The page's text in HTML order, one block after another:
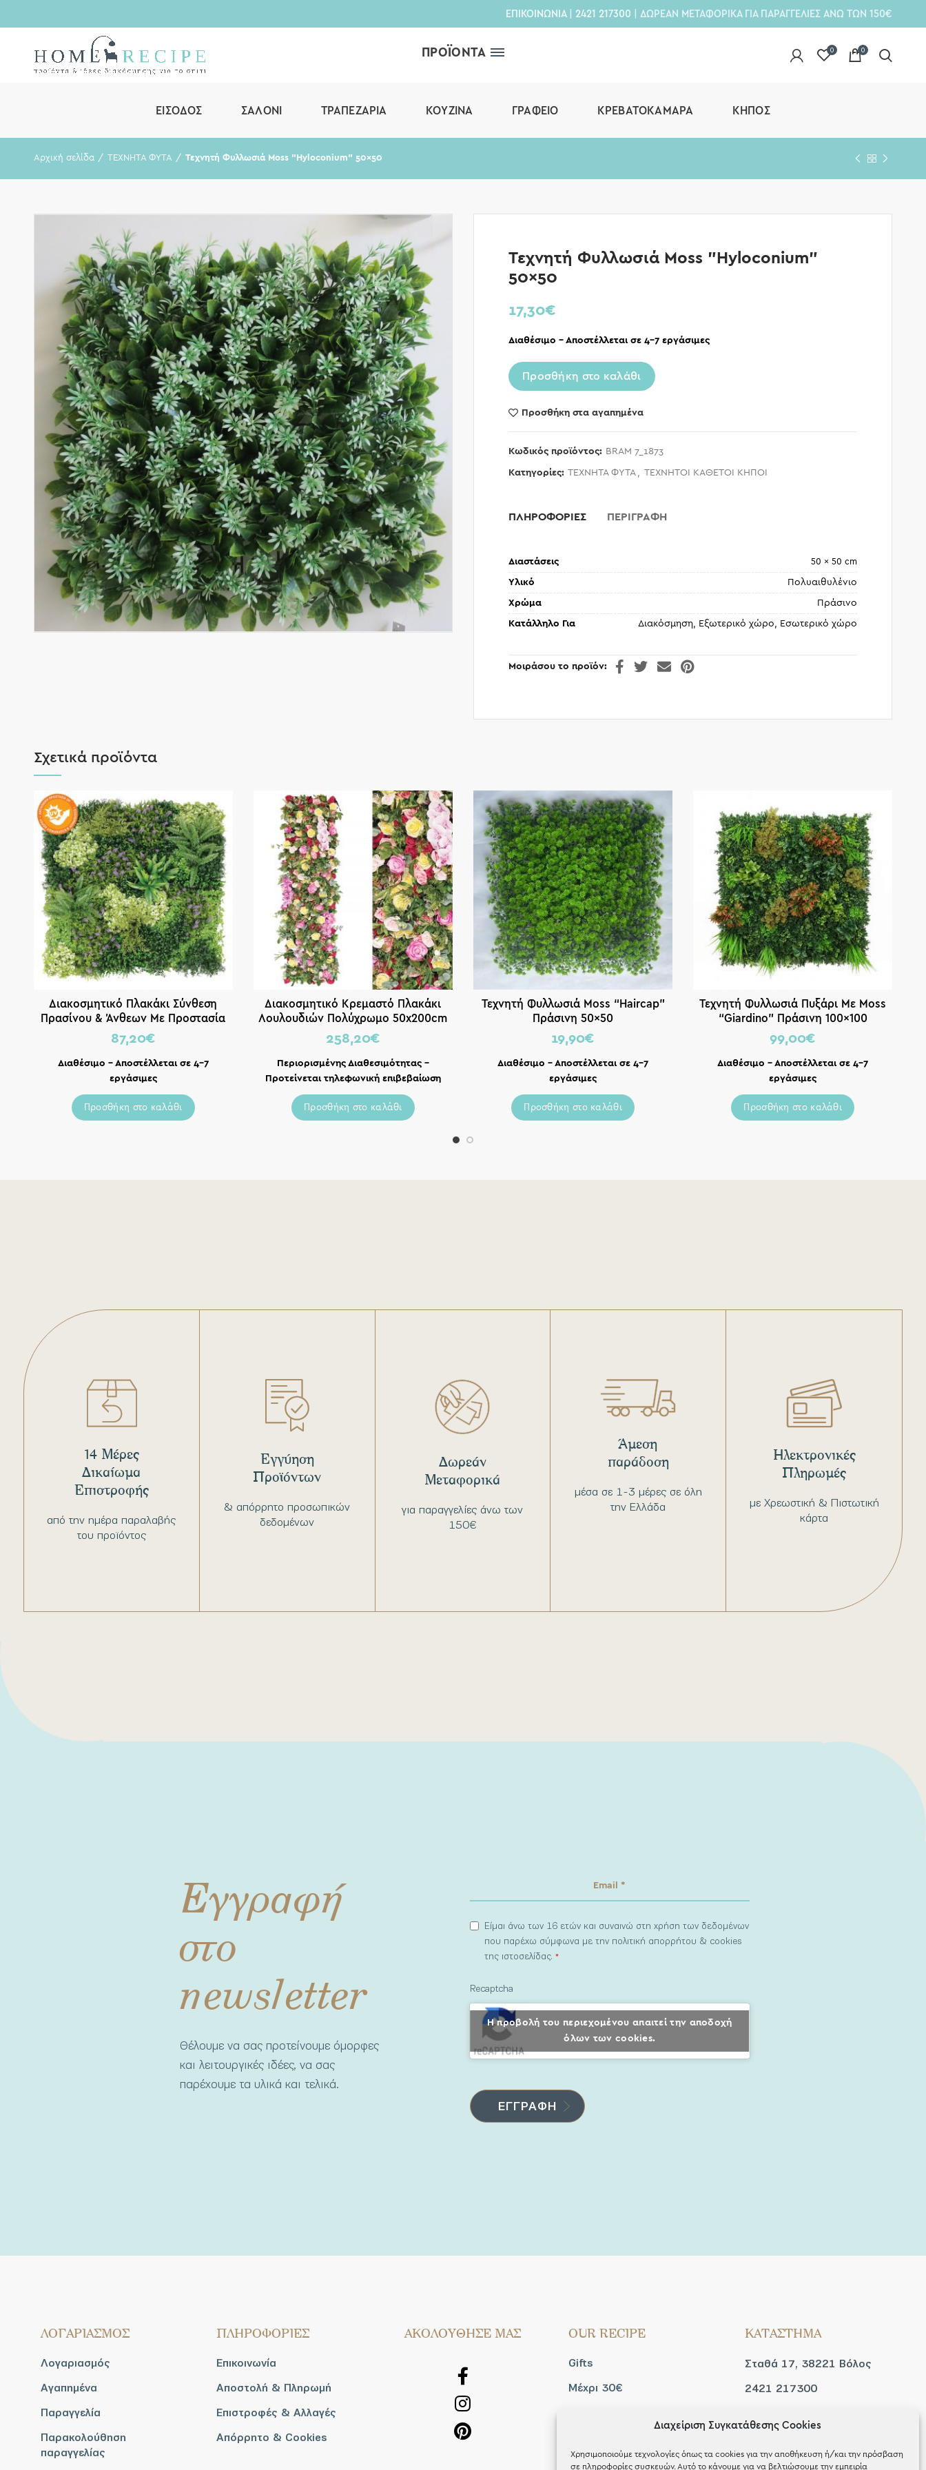
Διαχείριση Συγκατάθεσης Cookies
Χρησιμοποιούμε τεχνολογίες όπως τα cookies για την αποθήκευση ή/και την πρόσβαση
σε πληροφορίες συσκευών. Αυτό το κάνουμε για να βελτιώσουμε την εμπειρία
ΕΠΙΚΟΙΝΩΝΙΑ| 2421 217300 | ΔΩΡΕΑΝ ΜΕΤΑΦΟΡΙΚΑ ΓΙΑ ΠΑΡΑΓΓΕΛΙΕΣ ΑΝΩ ΤΩΝ 150€
ΠΡΟΪΟΝΤΑ 0 0
ΕΊΣΟΔΟΣ ΣΑΛΌΝΙ ΤΡΑΠΕΖΑΡΊΑ ΚΟΥΖΊΝΑ ΓΡΑΦΕΊΟ ΚΡΕΒΑΤΟΚΆΜΑΡΑ ΚΉΠΟΣ
Αρχική σελίδα ΤΕΧΝΗΤΑ ΦΥΤΑ Τεχνητή Φυλλωσιά Moss ”Hyloconium” 50×50
Τεχνητή Φυλλωσιά Moss ”Hyloconium”
50×50
17,30€
Διαθέσιμο – Αποστέλλεται σε 4-7 εργάσιμες
Προσθήκη στο καλάθι
Προσθήκη στα αγαπημένα
Κωδικός προϊόντος: BRAM 7_1873
Κατηγορίες: ΤΕΧΝΗΤΑ ΦΥΤΑ , ΤΕΧΝΗΤΟΙ ΚΑΘΕΤΟΙ ΚΗΠΟΙ
ΠΛΗΡΟΦΟΡΙΕΣ ΠΕΡΙΓΡΑΦΉ
Διαστάσεις 50 × 50 cm
Υλικό Πολυαιθυλένιο
Χρώμα Πράσινο
Κατάλληλο Για Διακόσμηση, Εξωτερικό χώρο, Εσωτερικό χώρο
Μοιράσου το προϊόν
Σχετικά προϊόντα
Διακοσμητικό Πλακάκι Σύνθεση
Πρασίνου & Άνθεων Με Προστασία
UV 100x100cm
87,20€
Διαθέσιμο – Αποστέλλεται σε 4-7
εργάσιμες
Προσθήκη στο καλάθι
Διακοσμητικό Κρεμαστό Πλακάκι
Λουλουδιών Πολύχρωμο 50x200cm
258,20€
Περιορισμένης Διαθεσιμότητας –
Προτείνεται τηλεφωνική επιβεβαίωση
Προσθήκη στο καλάθι
Τεχνητή Φυλλωσιά Moss “Haircap”
Πράσινη 50×50
19,90€
Διαθέσιμο – Αποστέλλεται σε 4-7
εργάσιμες
Προσθήκη στο καλάθι
Τεχνητή Φυλλωσιά Πυξάρι Με Moss
“Giardino” Πράσινη 100×100
99,00€
Διαθέσιμο – Αποστέλλεται σε 4-7
εργάσιμες
Προσθήκη στο καλάθι
από την ημέρα παραλαβής
του προϊόντος
14 Μέρες
Δικαίωμα
Επιστροφής
& απόρρητο προσωπικών
δεδομένων
Εγγύηση
Προϊόντων
για παραγγελίες άνω των
150€
Δωρεάν
Μεταφορικά
μέσα σε 1-3 μέρες σε όλη
την Ελλάδα
Άμεση
παράδοση
με Χρεωστική & Πιστωτική
κάρτα
Ηλεκτρονικές
Πληρωμές
Εγγραφή
στο
newsletter
Θέλουμε να σας προτείνουμε όμορφες
και λειτουργικές ιδέες, να σας
παρέχουμε τα υλικά και τελικά.
Είμαι άνω των 16 ετών και συναινώ στη χρήση των δεδομένων
που παρέχω σύμφωνα με την πολιτική απορρήτου & cookies
της ιστοσελίδας.*
Recaptcha
Η προβολή του περιεχομένου απαιτεί την αποδοχή
όλων των cookies.
ΛΟΓΑΡΙΑΣΜΟΣ
Λογαριασμός
Αγαπημένα
Παραγγελία
Παρακολούθηση
παραγγελίας
ΠΛΗΡΟΦΟΡΙΕΣ
Επικοινωνία
Αποστολή & Πληρωμή
Επιστροφές & Αλλαγές
Απόρρητο & Cookies
AΚΟΛΟΥΘΗΣΕ ΜΑΣ OUR RECIPE
Gifts
Μέχρι 30€
ΚΑΤΑΣΤΗΜΑ
Σταθά 17, 38221 Βόλος
2421 217300
Τριτ / Πεμ / Παρ: 09:00 -